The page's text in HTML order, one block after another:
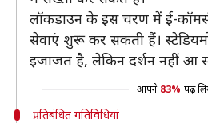
लॉकडाउन के इस चरण में ई-
सेवाएं शुरू कर सकती हैं।
इजाजत है, लेकिन दर्शन नहीं आ
आपने 83% पढ़
प्रतिबंधित गतिविधियां